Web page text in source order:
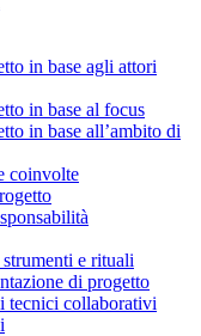
in base agli attori
in base al focus
in base all’ambito di
coinvolte
e rituali
di progetto
tecnici collaborativi